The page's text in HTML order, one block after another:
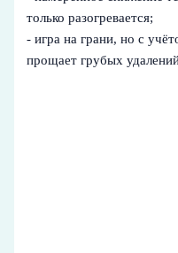
только разогревается;
- игра на грани, но с
прощает грубых